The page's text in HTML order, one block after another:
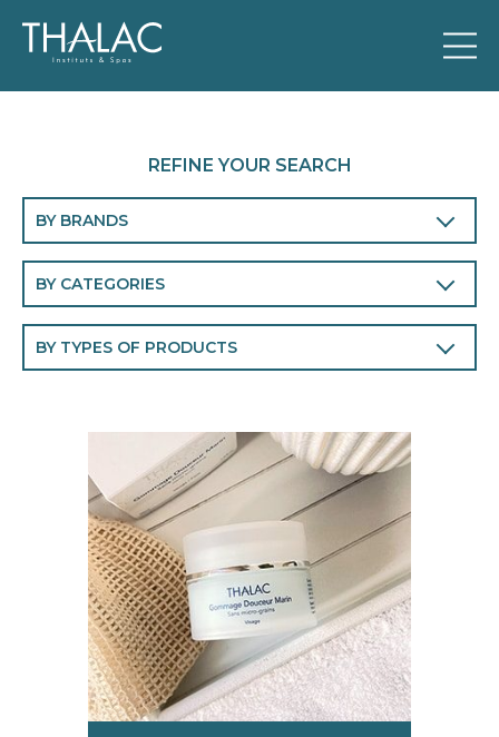
REFINE YOUR SEARCH
BY BRANDS
THALAC
BY CATEGORIES
Body
Chronobiology
BY TYPES OF PRODUCTS
Scrubs
Serums
Skin care creams
Specific